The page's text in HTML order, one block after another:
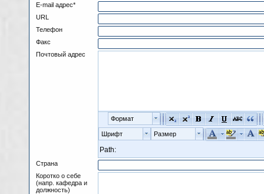
E-mail адрес*
URL
Телефон
Факс
Почтовый адрес
Формат
Шрифт Размер
Path:
Страна
Коротко о себе
(напр. кафедра и
должность)